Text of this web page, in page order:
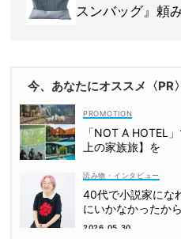
スンバッグ』頼
今、あなたにオススメ〈PR〉
「NOT A HOTEL
上の家族旅】を
読み物・インタビュー
40代で小説家にな
にいかなかったか
2026.05.30